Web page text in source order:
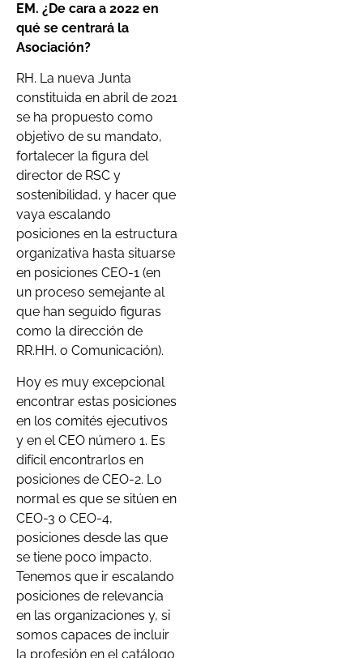
EM. ¿De cara a 2022 en
qué se centrará la
Asociación?
RH. La nueva Junta
constituida en abril de 2021
se ha propuesto como
objetivo de su mandato,
fortalecer la figura del
director de RSC y
sostenibilidad, y hacer que
vaya escalando
posiciones en la estructura
organizativa hasta situarse
en posiciones CEO-1 (en
un proceso semejante al
que han seguido figuras
como la dirección de
RR.HH. o Comunicación).
Hoy es muy excepcional
encontrar estas posiciones
en los comités ejecutivos
y en el CEO número 1. Es
difícil encontrarlos en
posiciones de CEO-2. Lo
normal es que se sitúen en
CEO-3 o CEO-4,
posiciones desde las que
se tiene poco impacto.
Tenemos que ir escalando
posiciones de relevancia
en las organizaciones y, si
somos capaces de incluir
la profesión en el catálogo